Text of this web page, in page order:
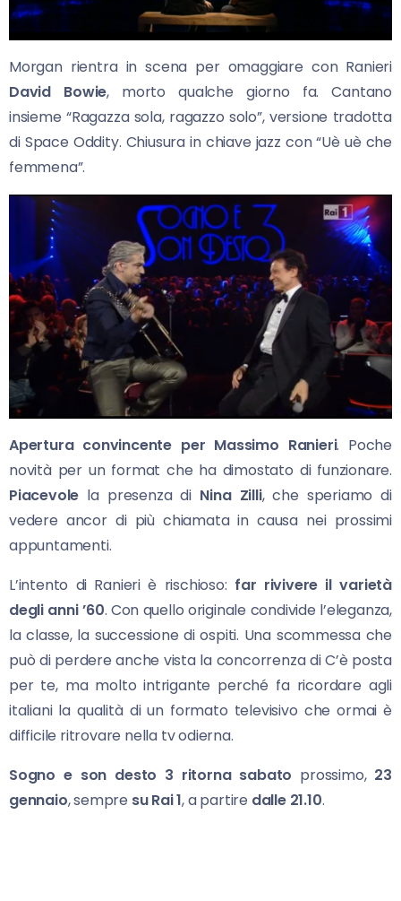
Morgan rientra in scena per omaggiare con Ranieri
David Bowie, morto qualche giorno fa. Cantano
insieme “Ragazza sola, ragazzo solo”, versione tradotta
di Space Oddity. Chiusura in chiave jazz con “Uè uè che
femmena”.
Apertura convincente per Massimo Ranieri. Poche
novità per un format che ha dimostato di funzionare.
Piacevole la presenza di Nina Zilli, che speriamo di
vedere ancor di più chiamata in causa nei prossimi
appuntamenti.
L’intento di Ranieri è rischioso: far rivivere il varietà
degli anni ’60. Con quello originale condivide l’eleganza,
la classe, la successione di ospiti. Una scommessa che
può di perdere anche vista la concorrenza di C’è posta
per te, ma molto intrigante perché fa ricordare agli
italiani la qualità di un formato televisivo che ormai è
difficile ritrovare nella tv odierna.
Sogno e son desto 3 ritorna sabato prossimo, 23
gennaio, sempre su Rai 1, a partire dalle 21.10.